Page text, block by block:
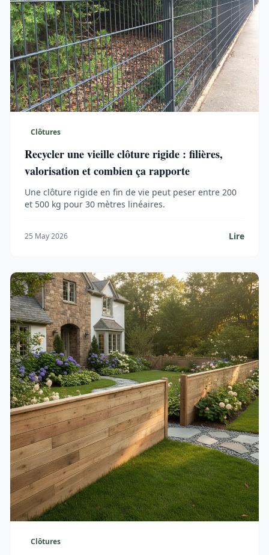
Clôtures
Recycler une vieille clôture rigide : filières,
valorisation et combien ça rapporte
Une clôture rigide en fin de vie peut peser entre 200
et 500 kg pour 30 mètres linéaires.
25 May 2026 Lire
Clôtures